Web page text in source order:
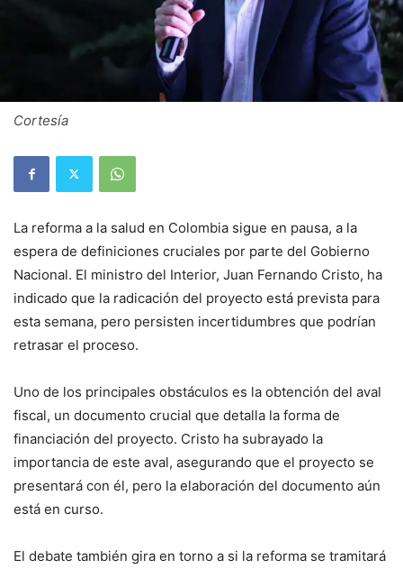
Cortesía
La reforma a la salud en Colombia sigue en pausa, a la
espera de definiciones cruciales por parte del Gobierno
Nacional. El ministro del Interior, Juan Fernando Cristo, ha
indicado que la radicación del proyecto está prevista para
esta semana, pero persisten incertidumbres que podrían
retrasar el proceso.
Uno de los principales obstáculos es la obtención del aval
fiscal, un documento crucial que detalla la forma de
financiación del proyecto. Cristo ha subrayado la
importancia de este aval, asegurando que el proyecto se
presentará con él, pero la elaboración del documento aún
está en curso.
El debate también gira en torno a si la reforma se tramitará